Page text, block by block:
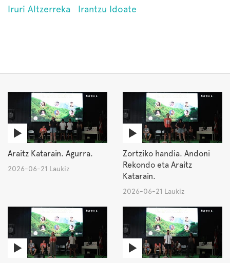
Iruri Altzerreka Irantzu Idoate
Araitz Katarain. Agurra.
2026-06-21 Laukiz
Zortziko handia. Andoni
Rekondo eta Araitz
Katarain.
2026-06-21 Laukiz